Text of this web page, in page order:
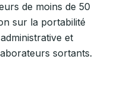
de moins de 50
sur la portabilité
et
sortants.